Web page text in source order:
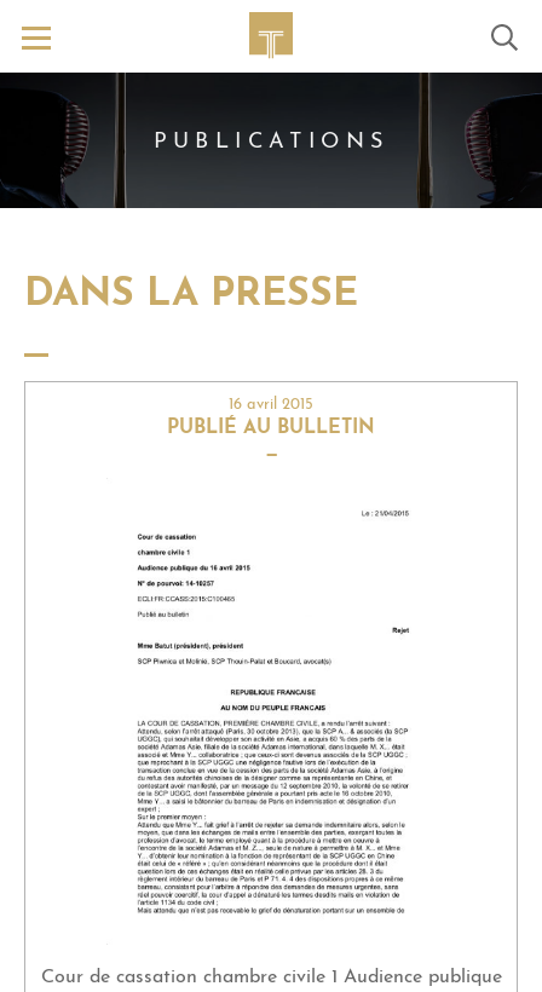
PUBLICATIONS
DANS LA PRESSE
16 avril 2015
PUBLIÉ AU BULLETIN
—
Cour de cassation chambre civile 1 Audience publique